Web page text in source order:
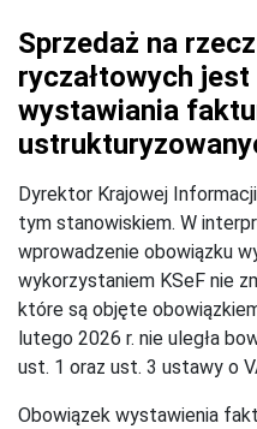
Sprzedaż na
ryczałtowych
wystawiania
Dyrektor Krajowej
tym stanowiskiem. W
wprowadzenie obowiązku
wykorzystaniem KSeF nie
które są objęte
lutego 2026 r. nie uległa
ust. 1 oraz ust. 3 ustawy o
Obowiązek wystawienia